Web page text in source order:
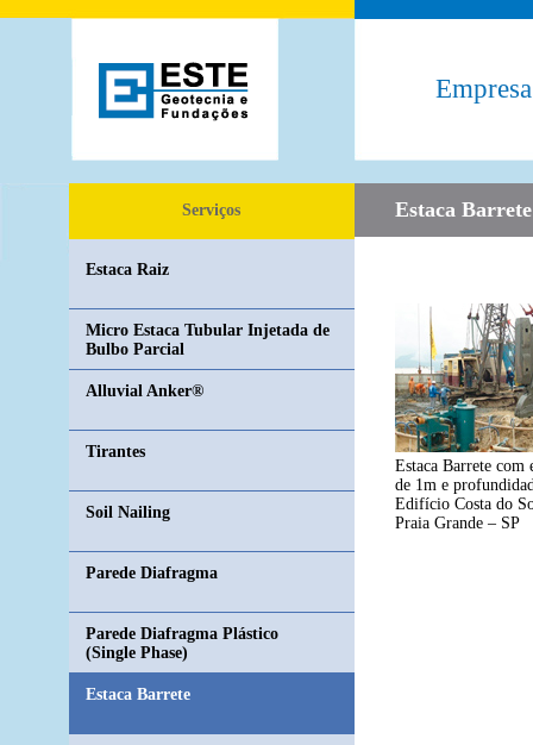
Empresa
Serviços
Estaca Raiz
Micro Estaca Tubular Injetada de
Bulbo Parcial
Alluvial Anker®
Tirantes
Soil Nailing
Parede Diafragma
Parede Diafragma Plástico
(Single Phase)
Estaca Barrete
Estaca Barrete
Estaca Barrete com
de 1m e
Edifício Costa do
Praia Grande – SP